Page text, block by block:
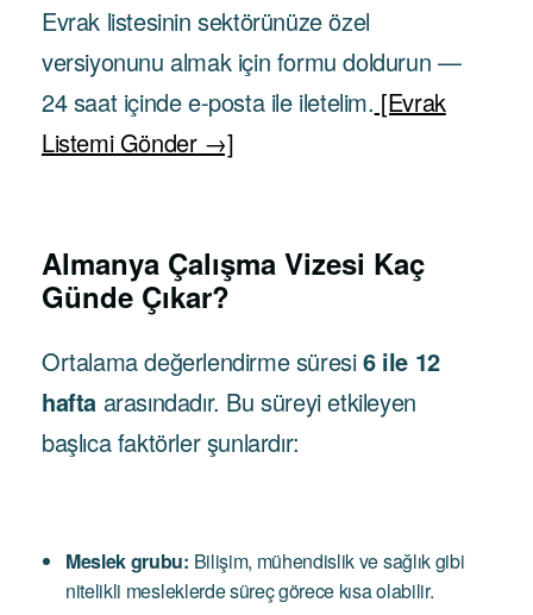
Evrak listesinin sektörünüze özel
versiyonunu almak için formu doldurun —
24 saat içinde e-posta ile iletelim. [Evrak
Listemi Gönder →]
Almanya Çalışma Vizesi Kaç
Günde Çıkar?
Ortalama değerlendirme süresi6 ile 12
hafta arasındadır. Bu süreyi etkileyen
başlıca faktörler şunlardır:
Meslek grubu: Bilişim, mühendislik ve sağlık gibi
nitelikli mesleklerde süreç görece kısa olabilir.